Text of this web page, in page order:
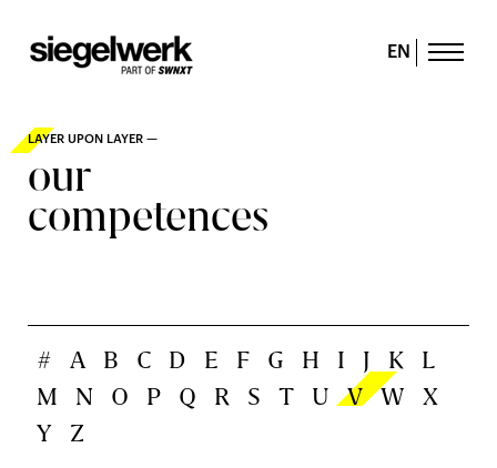
EN
LAYER UPON LAYER —
our
competences
# A B C D E F G H I J K
L
M
N O P Q R S T U V W
X
Y
Z